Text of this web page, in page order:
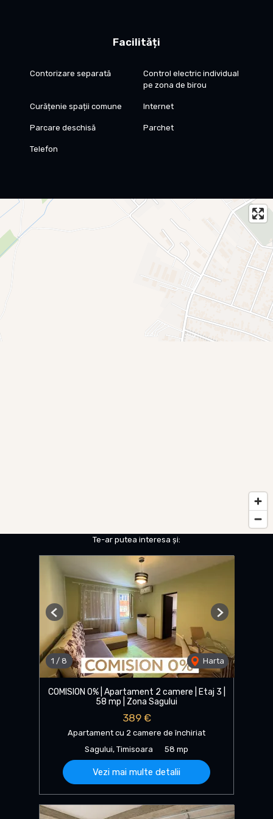
Facilități
Contorizare separată
Control electric individual
pe zona de birou
Curățenie spații comune Internet
Parcare deschisă Parchet
Telefon
Te-ar putea interesa și:
1 / 8 Harta
Previous Next
COMISION 0% | Apartament 2 camere | Etaj 3 |
58 mp | Zona Sagului
389 €
Apartament cu 2 camere de închiriat
Sagului, Timisoara
58 mp
Vezi mai multe detalii